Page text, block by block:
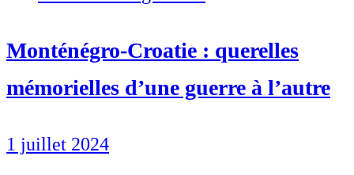
Monténégro-Croatie : querelles
mémorielles d’une guerre à l’autre
1 juillet 2024